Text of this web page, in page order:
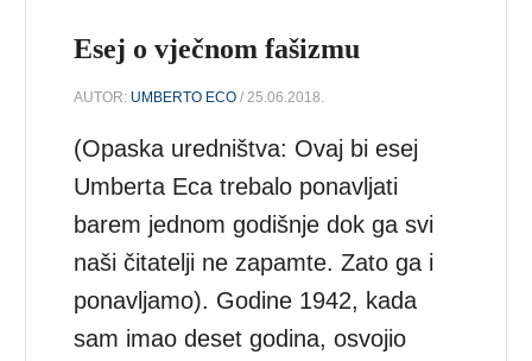
Esej o vječnom fašizmu
AUTOR: UMBERTO ECO / 25.06.2018.
(Opaska uredništva: Ovaj bi esej
Umberta Eca trebalo ponavljati
barem jednom godišnje dok ga svi
naši čitatelji ne zapamte. Zato ga i
ponavljamo). Godine 1942, kada
sam imao deset godina, osvojio